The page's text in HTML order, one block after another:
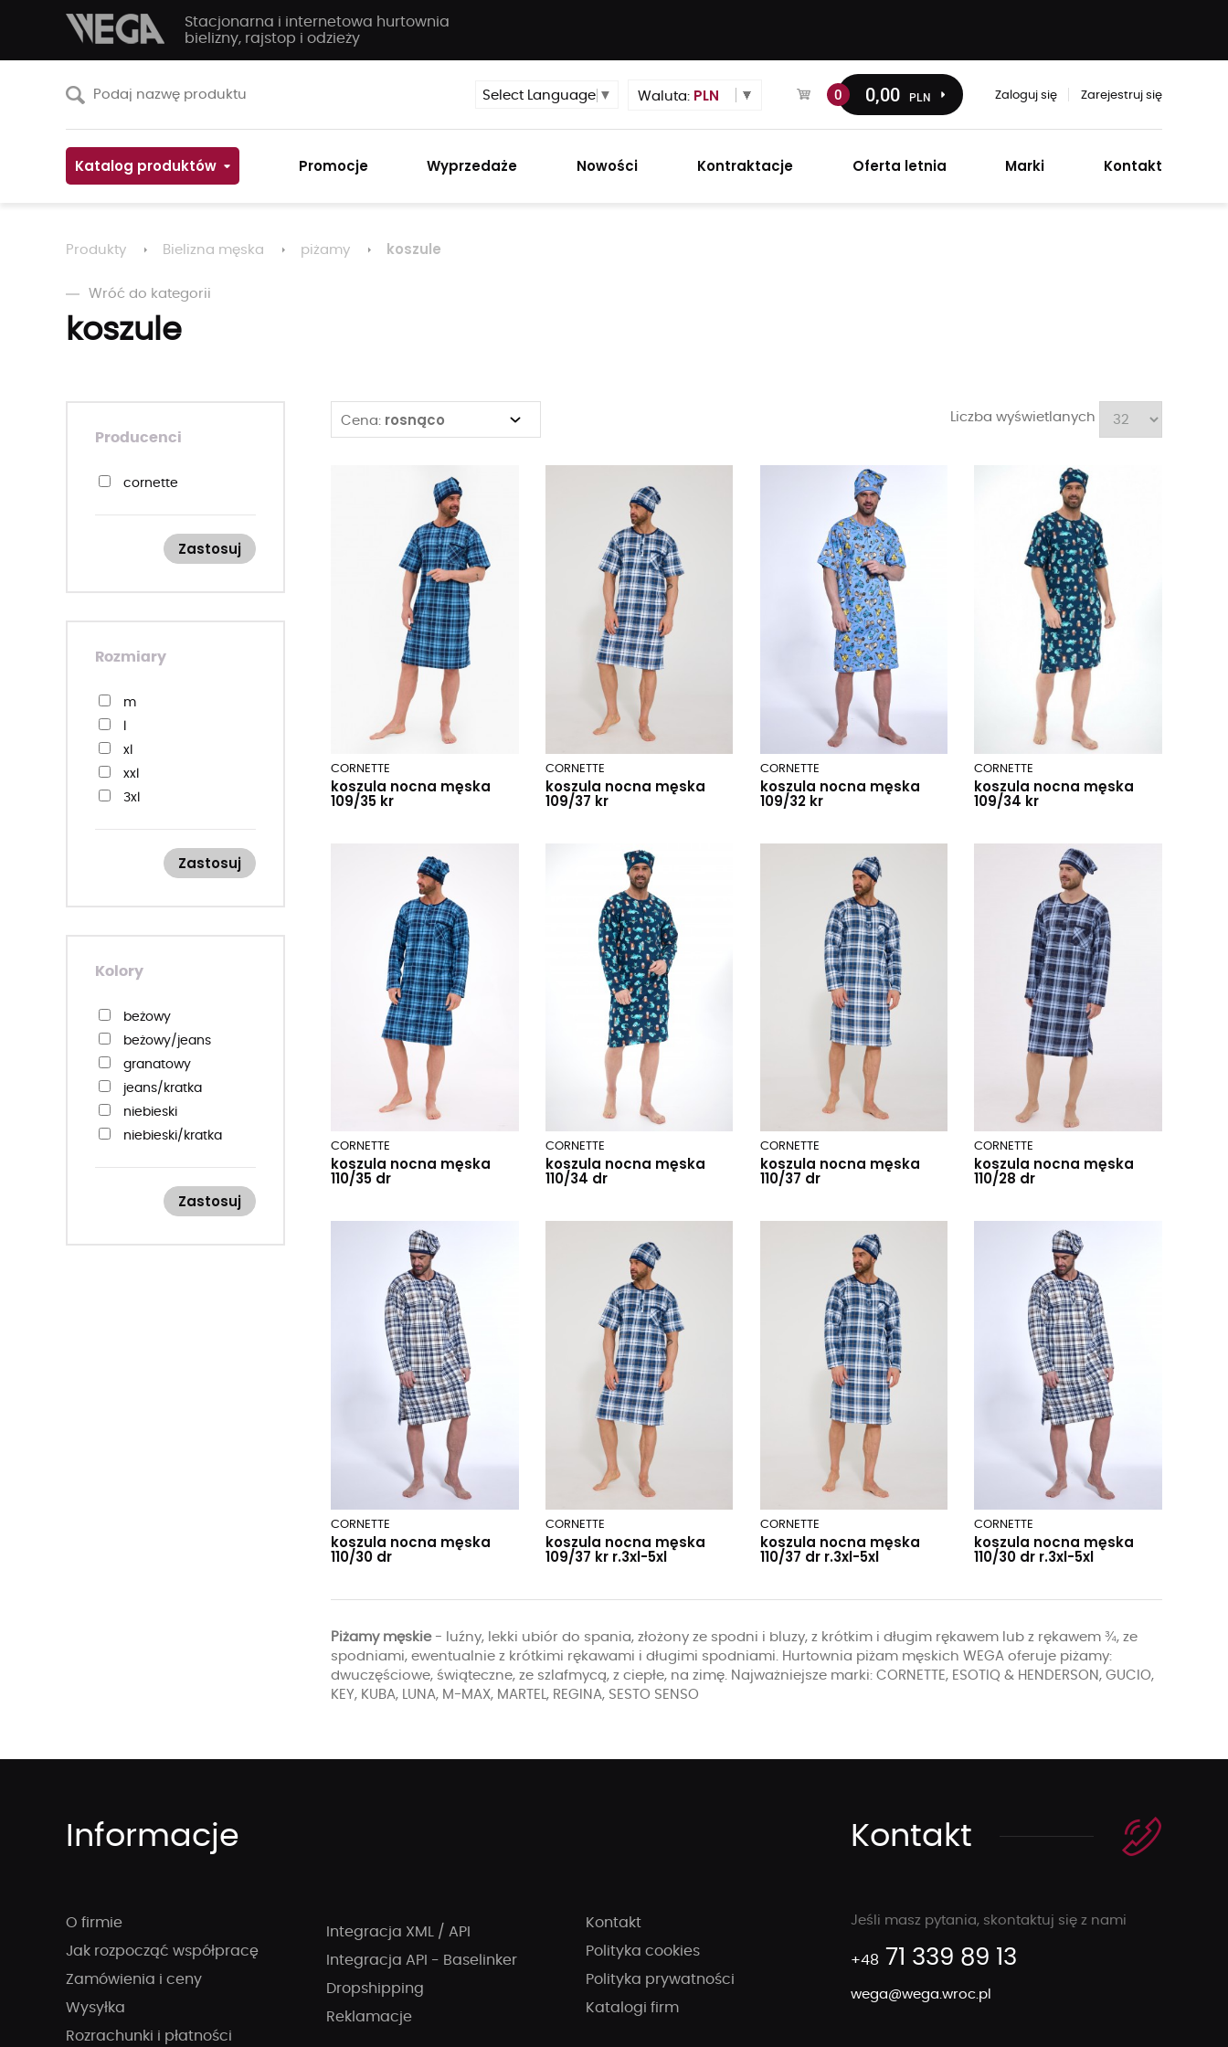
Stacjonarna i internetowa hurtownia
bielizny, rajstop i odzieży
Select Language ▼ Waluta: PLN 0 0,00 PLN Zaloguj się Zarejestruj się
Katalog produktów Promocje Wyprzedaże Nowości Kontraktacje Oferta letnia Marki Kontakt
Produkty Bielizna męska piżamy koszule
Wróć do kategorii
koszule
Producenci
cornette
Zastosuj
Rozmiary
m
xl
xxl
3xl
Zastosuj
Kolory
beżowy
beżowy/jeans
granatowy
jeans/kratka
niebieski
niebieski/kratka
Zastosuj
Cena: rosnąco Liczba wyświetlanych
CORNETTE
koszula nocna męska
109/35 kr
CORNETTE
koszula nocna męska
109/37 kr
CORNETTE
koszula nocna męska
109/32 kr
CORNETTE
koszula nocna męska
109/34 kr
CORNETTE
koszula nocna męska
110/35 dr
CORNETTE
koszula nocna męska
110/34 dr
CORNETTE
koszula nocna męska
110/37 dr
CORNETTE
koszula nocna męska
110/28 dr
CORNETTE
koszula nocna męska
110/30 dr
CORNETTE
koszula nocna męska
109/37 kr r.3xl-5xl
CORNETTE
koszula nocna męska
110/37 dr r.3xl-5xl
CORNETTE
koszula nocna męska
110/30 dr r.3xl-5xl
Piżamy męskie- luźny, lekki ubiór do spania, złożony ze spodni i bluzy, z krótkim i długim rękawem lub z rękawem ¾, ze
spodniami, ewentualnie z krótkimi rękawami i długimi spodniami. Hurtownia piżam męskich WEGA oferuje piżamy:
dwuczęściowe, świąteczne, ze szlafmycą, z ciepłe, na zimę. Najważniejsze marki: CORNETTE, ESOTIQ & HENDERSON, GUCIO,
KEY, KUBA, LUNA, M-MAX, MARTEL, REGINA, SESTO SENSO
Informacje
O firmie
Jak rozpocząć współpracę
Zamówienia i ceny
Wysyłka
Rozrachunki i płatności
Integracja XML / API
Integracja API - Baselinker
Dropshipping
Reklamacje
Kontakt
Polityka cookies
Polityka prywatności
Katalogi firm
Kontakt
Jeśli masz pytania, skontaktuj się z nami
+48 71 339 89 13
wega@wega.wroc.pl